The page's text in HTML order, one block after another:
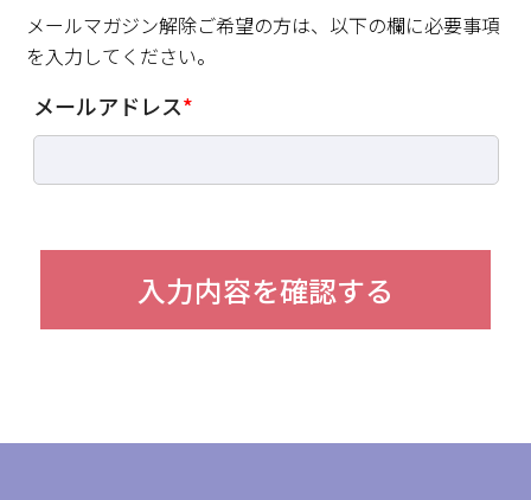
原産地証明など証明を取得したい
その他経営相談
採用情報 相談予約 お問合せ
053-452-1111
8:30～18:00（土日祝休）
メールマガジン解除ご希望の方は、以下の欄に必要事項
を入力してください。
メールアドレス*